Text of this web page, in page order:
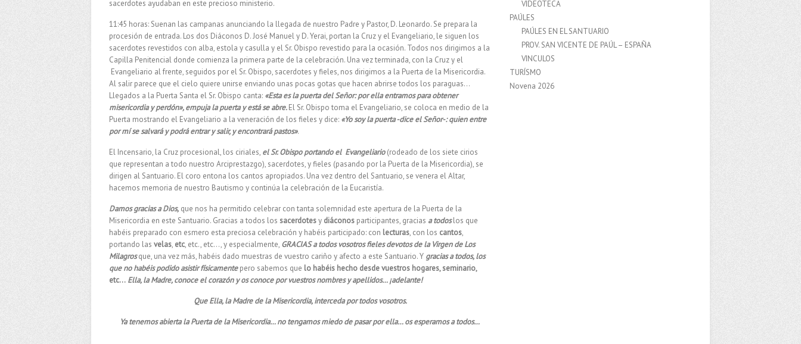
sacerdotes ayudaban en este precioso ministerio.
11:45 horas: Suenan las campanas anunciando la llegada de nuestro Padre y Pastor, D. Leonardo. Se prepara la
procesión de entrada. Los dos Diáconos D. José Manuel y D. Yerai, portan la Cruz y el Evangeliario, le siguen los
sacerdotes revestidos con alba, estola y casulla y el Sr. Obispo revestido para la ocasión. Todos nos dirigimos a la
Capilla Penitencial donde comienza la primera parte de la celebración. Una vez terminada, con la Cruz y el
Evangeliario al frente, seguidos por el Sr. Obispo, sacerdotes y fieles, nos dirigimos a la Puerta de la Misericordia.
Al salir parece que el cielo quiere unirse enviando unas pocas gotas que hacen abrirse todos los paraguas…
Llegados a la Puerta Santa el Sr. Obispo canta: «Esta es la puerta del Señor: por ella entramos para obtener
misericordia y perdón», empuja la puerta y está se abre.El Sr. Obispo toma el Evangeliario, se coloca en medio de la
Puerta mostrando el Evangeliario a la veneración de los fieles y dice: «Yo soy la puerta -dice el Señor-: quien entre
por mí se salvará y podrá entrar y salir, y encontrará pastos».
El Incensario, la Cruz procesional, los ciriales, el Sr. Obispo portando el Evangeliario(rodeado de los siete cirios
que representan a todo nuestro Arciprestazgo), sacerdotes, y fieles (pasando por la Puerta de la Misericordia), se
dirigen al Santuario. El coro entona los cantos apropiados. Una vez dentro del Santuario, se venera el Altar,
hacemos memoria de nuestro Bautismo y continúa la celebración de la Eucaristía.
Damos gracias a Dios, que nos ha permitido celebrar con tanta solemnidad este apertura de la Puerta de la
Misericordia en este Santuario. Gracias a todos los sacerdotesy diáconos participantes, gracias a todoslos que
habéis preparado con esmero esta preciosa celebración y habéis participado: con lecturas, con los cantos,
portando las velas, etc, etc., etc…, y especialmente, GRACIAS a todos vosotros fieles devotos de la Virgen de Los
Milagrosque, una vez más, habéis dado muestras de vuestro cariño y afecto a este Santuario. Y gracias a todos, los
que no habéis podido asistirfísicamente pero sabemos que lo habéis hecho desde vuestros hogares, seminario,
etc… Ella, la Madre, conoce el corazón y os conoce por vuestros nombres y apellidos… ¡adelante!
Que Ella, la Madre de la Misericordia, interceda por todos vosotros.
Ya tenemos abierta la Puerta de la Misericordia… no tengamos miedo de pasar por ella… os esperamos a todos…
VIDEOTECA
PAÚLES
PAÚLES EN EL SANTUARIO
PROV. SAN VICENTE DE PAÚL – ESPAÑA
VINCULOS
TURÍSMO
Novena 2026